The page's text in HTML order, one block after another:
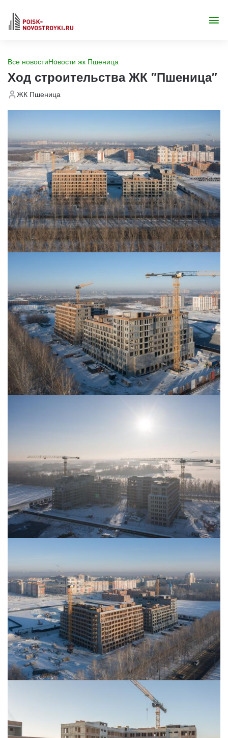
Все новостиНовости жк Пшеница
Ход строительства ЖК "Пшеница"
ЖК Пшеница